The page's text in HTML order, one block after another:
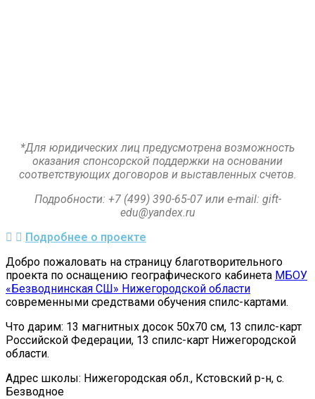
*Для юридических лиц предусмотрена возможность
оказания спонсорской поддержки на основании
соответствующих договоров и выставленных счетов.
Подробности: +7 (499) 390-65-07 или e-mail: gift-
edu@yandex.ru
Подробнее о проекте
Добро пожаловать на страницу благотворительного
проекта по оснащению географического кабинета МБОУ
«Безводнинская СШ» Нижегородской области
современными средствами обучения спилс-картами.
Что дарим: 13 магнитных досок 50х70 см, 13 спилс-карт
Российской Федерации, 13 спилс-карт Нижегородской
области.
Адрес школы: Нижегородская обл., Кстовский р-н, с.
Безводное